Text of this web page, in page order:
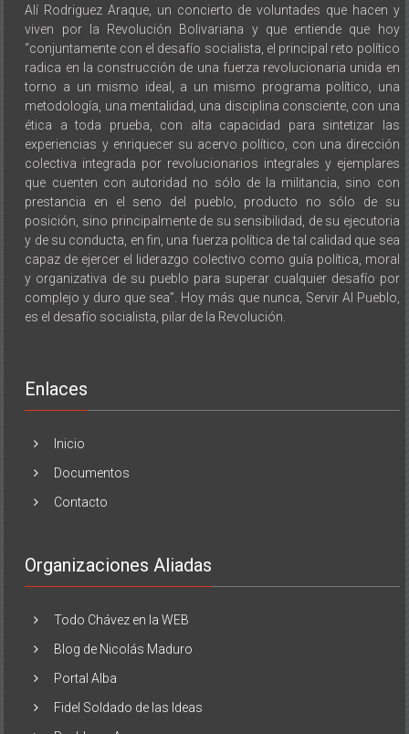
Alí Rodriguez Araque, un concierto de voluntades que hacen y
viven por la Revolución Bolivariana y que entiende que hoy
“conjuntamente con el desafío socialista, el principal reto político
radica en la construcción de una fuerza revolucionaria unida en
torno a un mismo ideal, a un mismo programa político, una
metodología, una mentalidad, una disciplina consciente, con una
ética a toda prueba, con alta capacidad para sintetizar las
experiencias y enriquecer su acervo político, con una dirección
colectiva integrada por revolucionarios integrales y ejemplares
que cuenten con autoridad no sólo de la militancia, sino con
prestancia en el seno del pueblo, producto no sólo de su
posición, sino principalmente de su sensibilidad, de su ejecutoria
y de su conducta, en fin, una fuerza política de tal calidad que sea
capaz de ejercer el liderazgo colectivo como guía política, moral
y organizativa de su pueblo para superar cualquier desafío por
complejo y duro que sea”. Hoy más que nunca, Servir Al Pueblo,
es el desafío socialista, pilar de la Revolución.
Enlaces
Inicio
Documentos
Contacto
Organizaciones Aliadas
Todo Chávez en la WEB
Blog de Nicolás Maduro
Portal Alba
Fidel Soldado de las Ideas